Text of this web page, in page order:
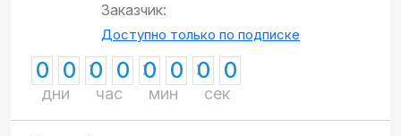
Заказчик:
Доступно только по подписке
0 0
дни
0 0
час
0 0
мин
0 0
сек